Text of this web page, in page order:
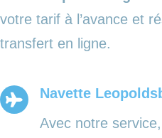
votre tarif à l’avance et
transfert en ligne.
Navette
Avec notre